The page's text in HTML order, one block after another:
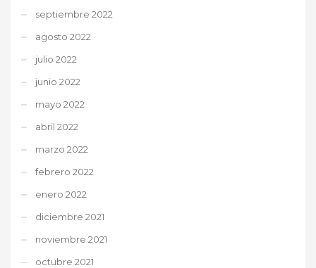
septiembre 2022
agosto 2022
julio 2022
junio 2022
mayo 2022
abril 2022
marzo 2022
febrero 2022
enero 2022
diciembre 2021
noviembre 2021
octubre 2021